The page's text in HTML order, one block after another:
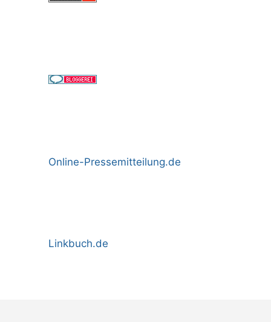
Online-Pressemitteilung.de
Linkbuch.de